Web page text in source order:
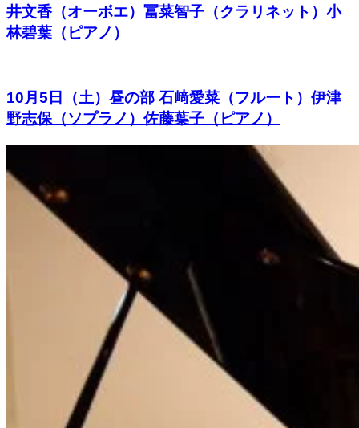
井文香（オーボエ）冨菜智子（クラリネット）小
林碧葉（ピアノ）
10月5日（土）昼の部 石﨑愛菜（フルート）伊津
野志保（ソプラノ）佐藤葉子（ピアノ）